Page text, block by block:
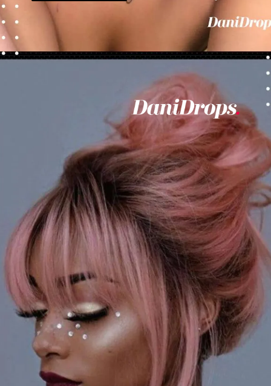
https://danidrops.com.br/fr/couleurs-de-cheveux-pour-les-femmes-noires-2023/